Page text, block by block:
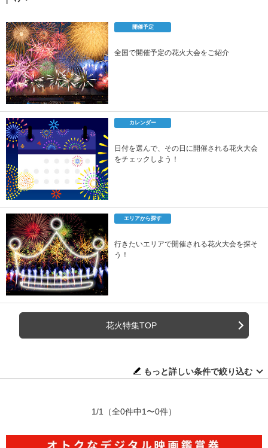
開催予定
全国で開催予定の花火大会をご紹介
カレンダー
日付を選んで、その日に開催される花火大会
をチェックしよう！
エリアから探す
行きたいエリアで開催される花火大会を探そ
う！
花火特集TOP
もっと詳しい条件で絞り込む
1/1 （全0件中1〜0件）